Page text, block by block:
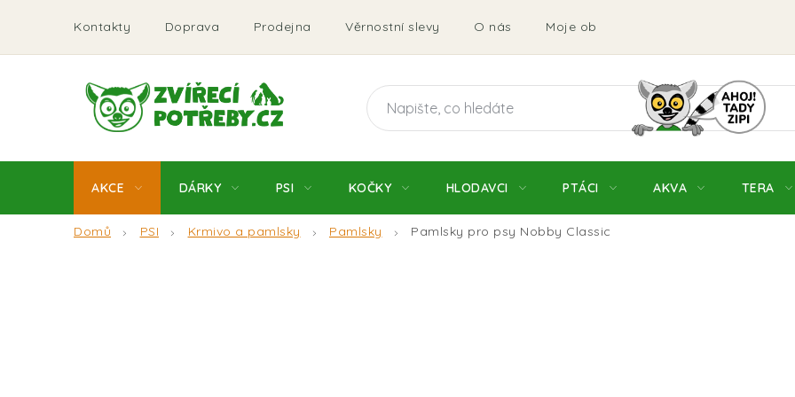
obsah
Kontakty Doprava Prodejna Věrnostní slevy O nás Moje objednávka Obchodní
AKCE DÁRKY PSI KOČKY HLODAVCI PTÁCI AKVA TERA
Domů PSI Krmivo a pamlsky Pamlsky Pamlsky pro psy Nobby Classic